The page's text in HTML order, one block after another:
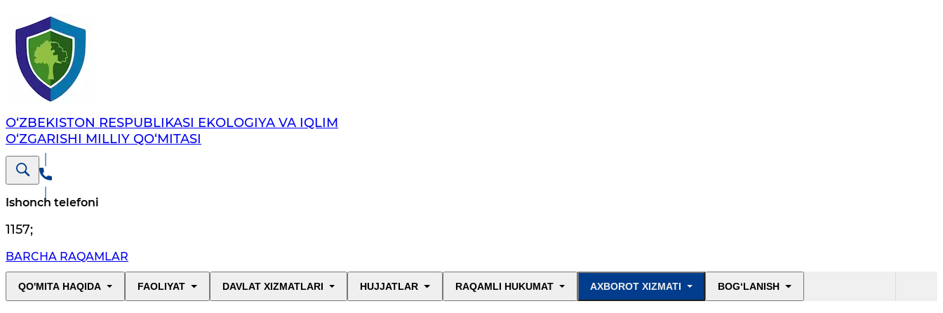
O‘ZBEKISTON RESPUBLIKASI EKOLOGIYA VA IQLIM
O‘ZGARISHI MILLIY QO‘MITASI
Ishonch telefoni
1157;
BARCHA RAQAMLAR
QO'MITA HAQIDA FAOLIYAT DAVLAT XIZMATLARI HUJJATLAR RAQAMLI HUKUMAT AXBOROT XIZMATI BOG‘LANISH